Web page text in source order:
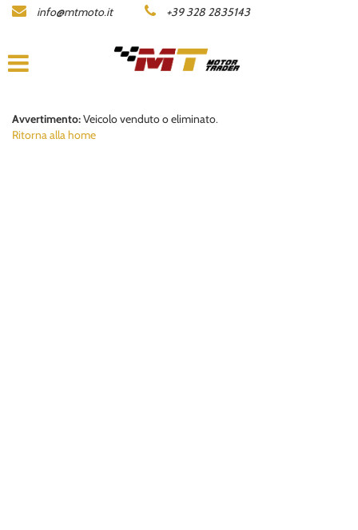
LISTA MOTO
AZIENDA
ACQUISTIAMO LA TUA MOTO
info@mtmoto.it +39 328 2835143
Avvertimento:Veicolo venduto o eliminato.
Ritorna alla home